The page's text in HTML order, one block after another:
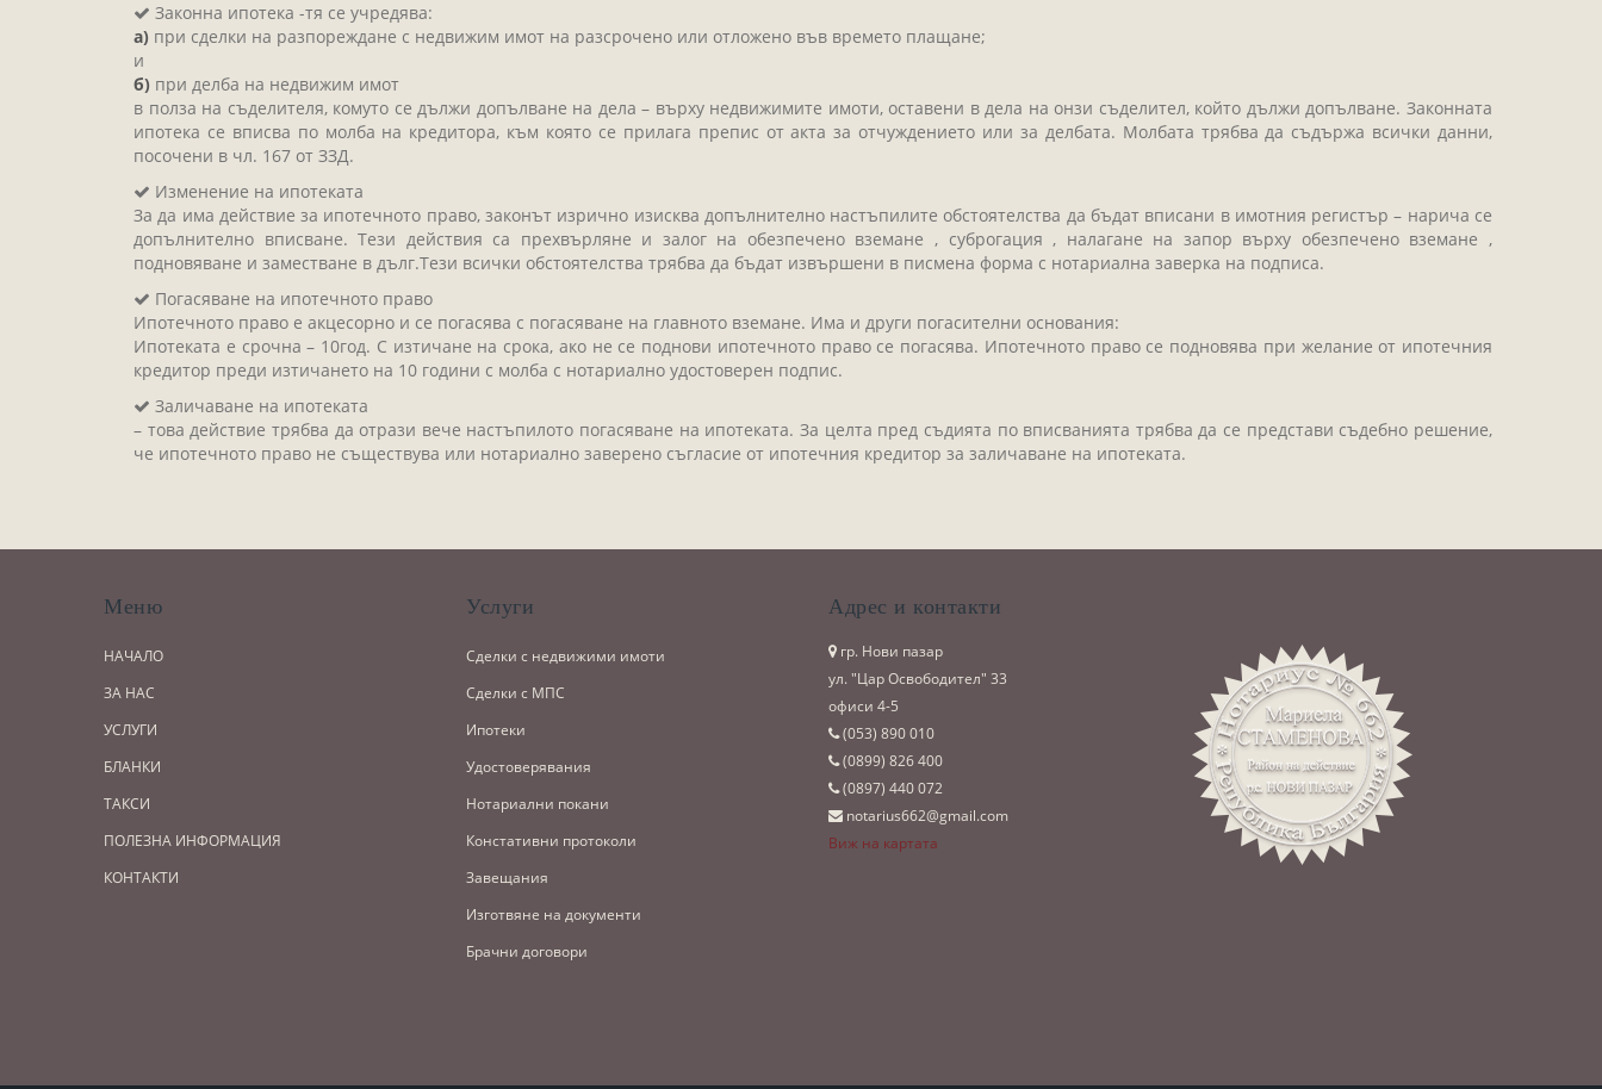
Законна ипотека -тя се учредява:
а) при сделки на разпореждане с недвижим имот на разсрочено или отложено във времето плащане;
и
б) при делба на недвижим имот
в полза на съделителя, комуто се дължи допълване на дела – върху недвижимите имоти, оставени в дела на онзи съделител, който дължи допълване. Законната
ипотека се вписва по молба на кредитора, към която се прилага препис от акта за отчуждението или за делбата. Молбата трябва да съдържа всички данни,
посочени в чл. 167 от ЗЗД.
Изменение на ипотеката
За да има действие за ипотечното право, законът изрично изисква допълнително настъпилите обстоятелства да бъдат вписани в имотния регистър – нарича се
допълнително вписване. Тези действия са прехвърляне и залог на обезпечено вземане , суброгация , налагане на запор върху обезпечено вземане ,
подновяване и заместване в дълг.Тези всички обстоятелства трябва да бъдат извършени в писмена форма с нотариална заверка на подписа.
Погасяване на ипотечното право
Ипотечното право е акцесорно и се погасява с погасяване на главното вземане. Има и други погасителни основания:
Ипотеката е срочна – 10год. С изтичане на срока, ако не се поднови ипотечното право се погасява. Ипотечното право се подновява при желание от ипотечния
кредитор преди изтичането на 10 години с молба с нотариално удостоверен подпис.
Заличаване на ипотеката
– това действие трябва да отрази вече настъпилото погасяване на ипотеката. За целта пред съдията по вписванията трябва да се представи съдебно решение,
че ипотечното право не съществува или нотариално заверено съгласие от ипотечния кредитор за заличаване на ипотеката.
Меню
НАЧАЛО
ЗА НАС
УСЛУГИ
БЛАНКИ
ТАКСИ
ПОЛЕЗНА ИНФОРМАЦИЯ
КОНТАКТИ
Услуги
Сделки с недвижими имоти
Сделки с МПС
Ипотеки
Удостоверявания
Нотариални покани
Констативни протоколи
Завещания
Изготвяне на документи
Брачни договори
Адрес и контакти
гр. Нови пазар
ул. "Цар Освободител" 33
офиси 4-5
(053)­ 890 010
(0899)­ 826 400
(0897)­ 440 072
notarius662@gmail.com
Виж на картата